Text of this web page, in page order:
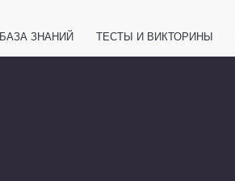
БАЗА ЗНАНИЙ ТЕСТЫ И ВИКТОРИНЫ